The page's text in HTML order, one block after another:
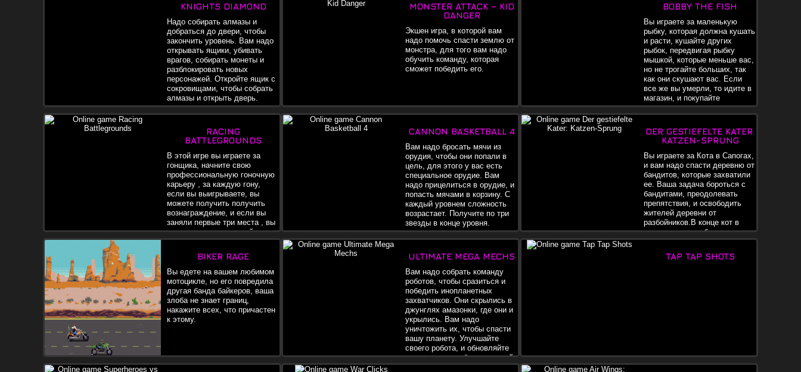
KNIGHTS DIAMOND
Надо собирать алмазы и
добраться до двери, чтобы
закончить уровень. Вам надо
открывать ящики, убивать
врагов, собирать монеты и
разблокировать новых
персонажей. Откройте ящик с
сокровищами, чтобы собрать
алмазы и открыть дверь.
MONSTER ATTACK – KID
DANGER
Экшен игра, в которой вам
надо помочь спасти землю от
монстра, для того вам надо
обучить команду, которая
сможет победить его.
BOBBY THE FISH
Вы играете за маленькую
рыбку, которая должна кушать
и расти, кушайте других
рыбок, передвигая рыбку
мышкой, которые меньше вас,
но не трогайте больших, так
как они скушают вас. Если
все же вы умерли, то идите в
магазин, и покупайте
улучшения, так как за каждую
съеденную рыбу вам начисляют очки, которые можно потратить
в магазине. Кушайте больше, так как погибните с голода.
RACING
BATTLEGROUNDS
В этой игре вы играете за
гонщика, начните свою
профессиональную гоночную
карьеру , за каждую гону,
если вы выигрываете, вы
можете получить получить
вознаграждение, и если вы
заняли первые три места , вы
открываете следующий
турнир. Зарабатывайте деньги, на боях с другими машинами,
так же на арене, где у вас есть пулемет и ракеты.
CANNON BASKETBALL 4
Вам надо бросать мячи из
орудия, чтобы они попали в
цель, для этого у вас есть
специальное орудие. Вам
надо прицелиться в орудие, и
попасть мячами в корзину. С
каждый уровнем сложность
возрастает. Получите по три
звезды в конце уровня.
DER GESTIEFELTE KATER:
KATZEN-SPRUNG
Вы играете за Кота в Сапогах,
и вам надо спасти деревню от
бандитов, которые захватили
ее. Ваша задача бороться с
бандитами, преодолевать
препятствия, и освободить
жителей деревни от
разбойников.В конце кот в
сапогах должен будет
добраться до вожака преступников.
BIKER RAGE
Вы едете на вашем любимом
мотоцикле, но его повредила
другая банда байкеров, ваша
злоба не знает границ,
накажите всех, что причастен
к этому.
ULTIMATE MEGA MECHS
Вам надо собрать команду
роботов, чтобы сразиться и
победить инопланетных
захватчиков. Они скрылись в
джунглях амазонки, где они и
укрылись. Вам надо
уничтожить их, чтобы спасти
вашу планету. Улучшайте
своего робота, и обновляйте
его, тогда вы победите в этой
войне.
TAP TAP SHOTS